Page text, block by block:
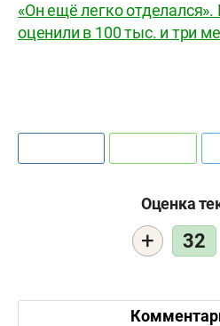
«Он ещё легко
оценили в 100 тыс. и три
Оценка
+ 32